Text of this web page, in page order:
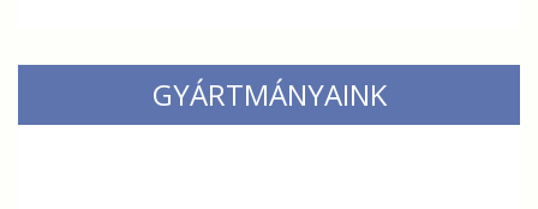
GYÁRTMÁNYAINK